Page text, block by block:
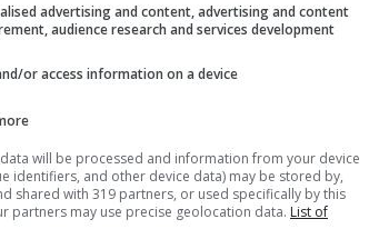
di quasi 300mila follower, ha
che seppur fedelissimo a sua moglie
ragazza cilena che sognava da
advertising and content, advertising and content
audience research and services development
or access information on a device
will be processed and information from your device
identifiers, and other device data) may be stored by,
shared with 319 partners, or used specifically by this
partners may use precise geolocation data. List of